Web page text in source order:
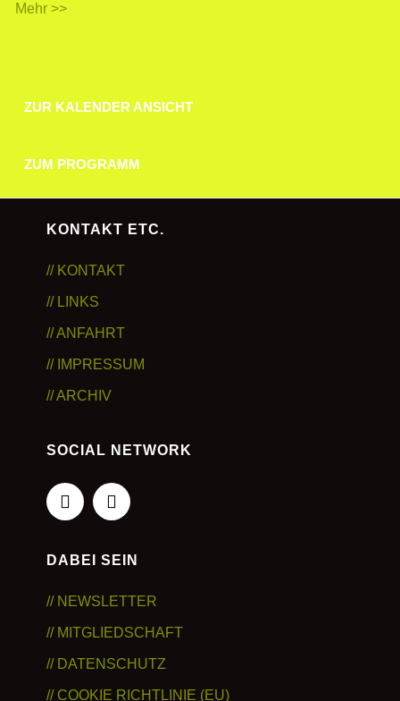
Mehr >>
ZUR KALENDER ANSICHT
ZUM PROGRAMM
KONTAKT ETC.
// KONTAKT
// LINKS
// ANFAHRT
// IMPRESSUM
// ARCHIV
SOCIAL NETWORK
Facebook
Instagram
DABEI SEIN
// NEWSLETTER
// MITGLIEDSCHAFT
// DATENSCHUTZ
// COOKIE RICHTLINIE (EU)